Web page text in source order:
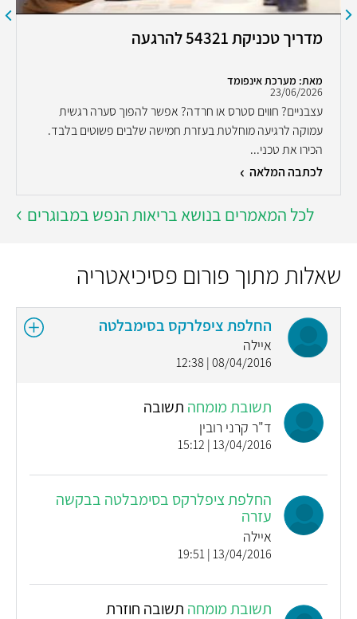
מדריך טכניקת 54321 להרגעה
מאת: מערכת אינפומד
23/06/2026
עצבניים? חווים סטרס או חרדה? אפשר להפוך סערה רגשית
עמוקה לרגיעה מוחלטת בעזרת חמישה שלבים פשוטים בלבד.
הכירו את טכני...
לכתבה המלאה
לכל המאמרים בנושא בריאות הנפש במבוגרים
שאלות מתוך פורום פסיכיאטריה
החלפת ציפלרקס בסימבלטה
איילה
08/04/2016 | 12:38
תשובת מומחה תשובה
ד"ר קרני רובין
13/04/2016 | 15:12
החלפת ציפלרקס בסימבלטה בבקשה
עזרה
איילה
13/04/2016 | 19:51
תשובת מומחה תשובה חוזרת